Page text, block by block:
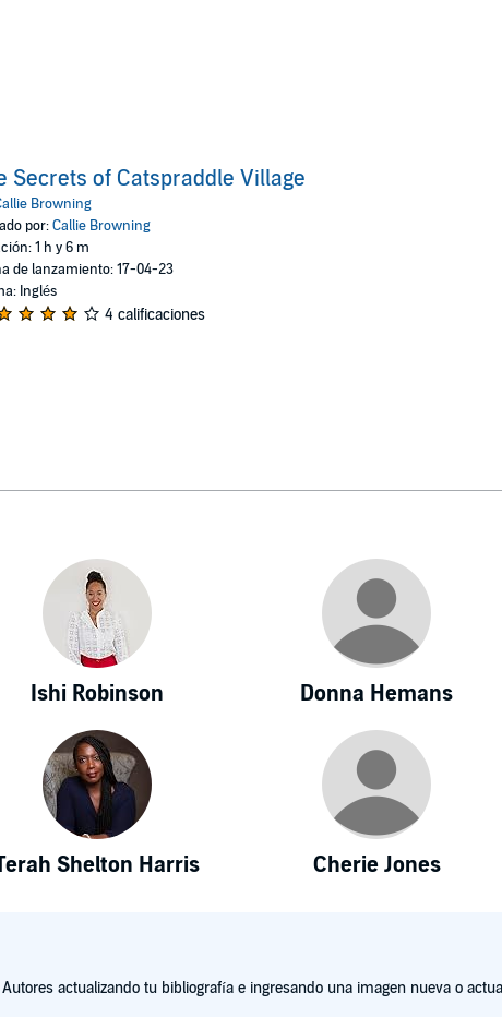
Secrets of Catspraddle Village
Browning
por:Callie Browning
1 h y 6 m
de lanzamiento: 17-04-23
Inglés
4 calificaciones
Ishi Robinson Donna Hemans
Shelton Harris Cherie Jones
actualizando tu bibliografía e ingresando una imagen nueva o